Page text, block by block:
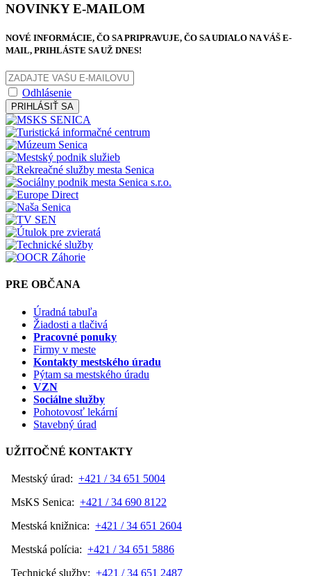
NOVINKY E-MAILOM
NOVÉ INFORMÁCIE, ČO SA PRIPRAVUJE, ČO SA UDIALO NA VÁŠ E-
MAIL, PRIHLÁSTE SA UŽ DNES!
Odhlásenie
PRIHLÁSIŤ SA
PRE OBČANA
Úradná tabuľa
Žiadosti a tlačivá
Pracovné ponuky
Firmy v meste
Kontakty mestského úradu
Pýtam sa mestského úradu
VZN
Sociálne služby
Pohotovosť lekární
Stavebný úrad
UŽITOČNÉ KONTAKTY
Mestský úrad: +421 / 34 651 5004
MsKS Senica: +421 / 34 690 8122
Mestská knižnica: +421 / 34 651 2604
Mestská polícia: +421 / 34 651 5886
Technické služby: +421 / 34 651 2487